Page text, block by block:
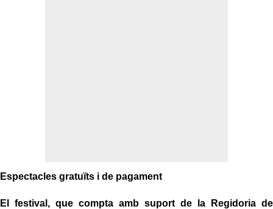
Espectacles gratuïts i de pagament
El festival, que compta amb suport de la Regidoria de